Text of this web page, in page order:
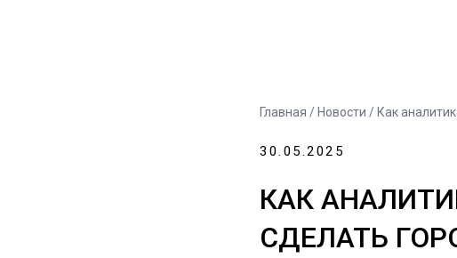
Главная / Новости / Как
30.05.2025
КАК
СДЕЛАТЬ